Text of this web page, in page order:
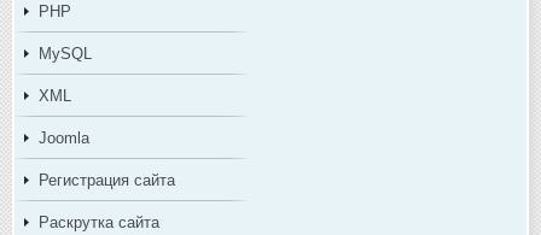
PHP
MySQL
XML
Joomla
Регистрация сайта
Раскрутка сайта